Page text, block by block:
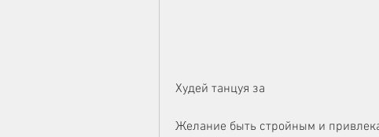
Худей танцуя за
Желание быть стройным и